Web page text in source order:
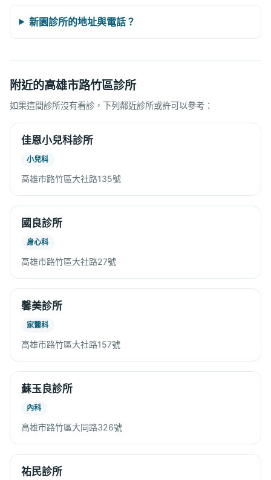
新園診所的地址與電話？
附近的高雄市路竹區診所
如果這間診所沒有看診，下列鄰近診所或許可以參考：
佳恩小兒科診所
小兒科
高雄市路竹區大社路135號
國良診所
身心科
高雄市路竹區大社路27號
馨美診所
家醫科
高雄市路竹區大社路157號
蘇玉良診所
內科
高雄市路竹區大同路326號
祐民診所